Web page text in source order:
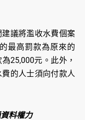
議將濫收水費個案
最高罰款為原來的
25,000元。此外，
的人士須向付款人
料權力